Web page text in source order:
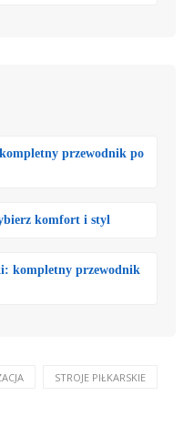
przewodnik po
komfort i styl
kompletny przewodnik
STROJE PIŁKARSKIE